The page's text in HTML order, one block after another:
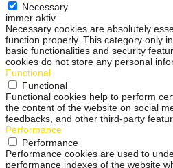
Necessary
immer aktiv
Necessary cookies are absolutely
function properly. This category only
basic functionalities and security
cookies do not store any personal
Functional
Functional
Functional cookies help to perform
the content of the website on social
feedbacks, and other third-party
Performance
Performance
Performance cookies are used to
performance indexes of the website